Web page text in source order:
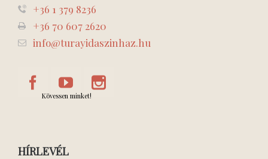
+36 1 379 8236
+36 70 607 2620
info@turayidaszinhaz.hu
Kövessen minket!
HÍRLEVÉL